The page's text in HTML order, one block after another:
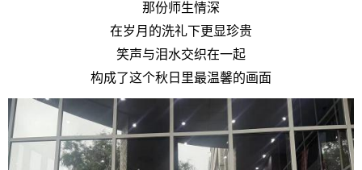
那份师生情深
在岁月的洗礼下更显珍贵
笑声与泪水交织在一起
构成了这个秋日里最温馨的画面